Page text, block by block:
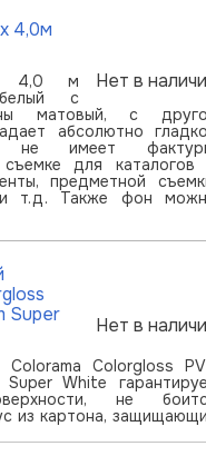
Нет в
4,0м
4,0 м
с
матовый, с
абсолютно
не имеет
для каталогов
предметной
и т.д. Также фон
Нет в
Super
Colorgloss
White
не
из картона,